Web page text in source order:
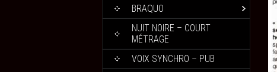
BRAQUO
NUIT NOIRE – COURT
MÉTRAGE
VOIX SYNCHRO – PUB